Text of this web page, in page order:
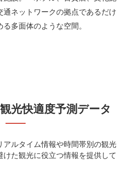
ネットワークの拠点であるだけ
多面体のような空間。
光快適度予測データ
アルタイム情報や時間帯別の観光
た観光に役立つ情報を提供して